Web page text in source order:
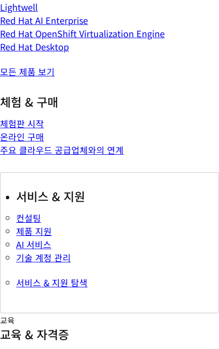
Lightwell
Red Hat AI Enterprise
Red Hat OpenShift Virtualization Engine
Red Hat Desktop
모든 제품 보기
체험 & 구매
체험판 시작
온라인 구매
주요 클라우드 공급업체와의 연계
서비스 & 지원
컨설팅
제품 지원
AI 서비스
기술 계정 관리
서비스 & 지원 탐색
교육
교육 & 자격증